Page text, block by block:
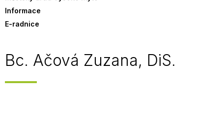
Informace
E-radnice
Bc. Ačová Zuzana, DiS.